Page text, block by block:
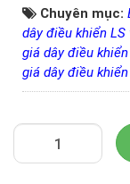
Chuyên mục:
dây điều khiển LS
giá dây điều
giá dây điều